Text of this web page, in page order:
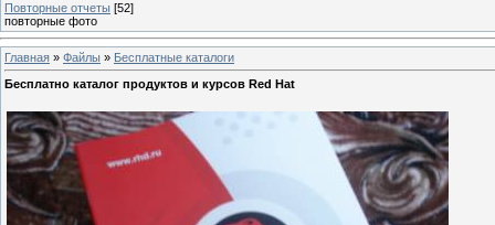
Повторные отчеты [52]
повторные фото
Главная » Файлы » Бесплатные каталоги
Бесплатно каталог продуктов и курсов Red Hat